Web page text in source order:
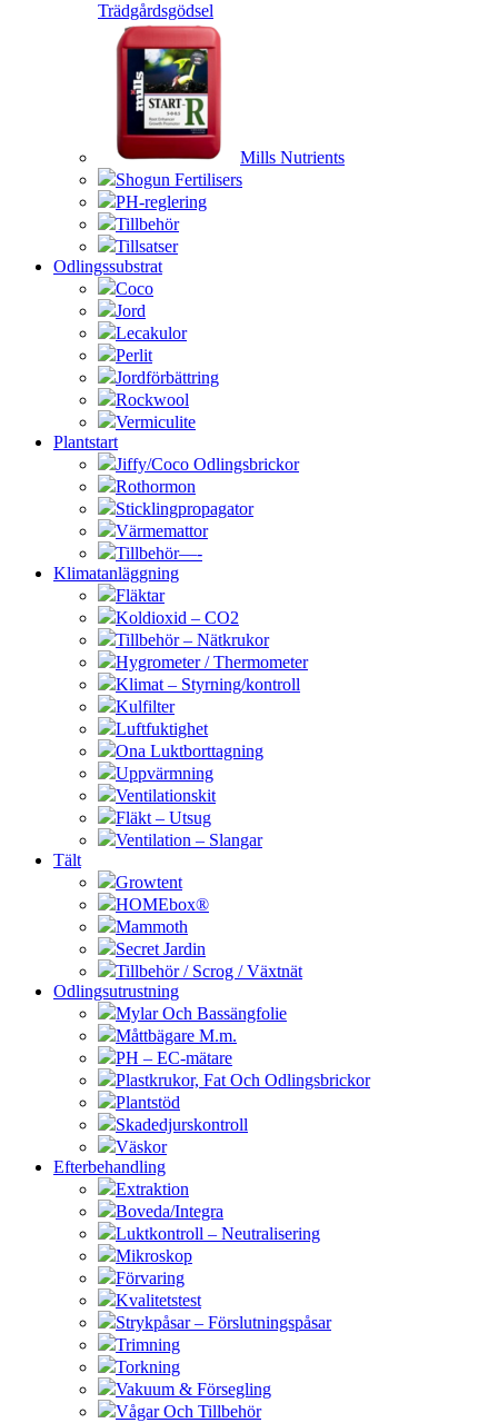
Trädgårdsgödsel
Mills Nutrients
Shogun Fertilisers
PH-reglering
Tillbehör
Tillsatser
Odlingssubstrat
Coco
Jord
Lecakulor
Perlit
Jordförbättring
Rockwool
Vermiculite
Plantstart
Jiffy/Coco Odlingsbrickor
Rothormon
Sticklingpropagator
Värmemattor
Tillbehör—-
Klimatanläggning
Fläktar
Koldioxid – CO2
Tillbehör – Nätkrukor
Hygrometer / Thermometer
Klimat – Styrning/kontroll
Kulfilter
Luftfuktighet
Ona Luktborttagning
Uppvärmning
Ventilationskit
Fläkt – Utsug
Ventilation – Slangar
Tält
Growtent
HOMEbox®
Mammoth
Secret Jardin
Tillbehör / Scrog / Växtnät
Odlingsutrustning
Mylar Och Bassängfolie
Måttbägare M.m.
PH – EC-mätare
Plastkrukor, Fat Och Odlingsbrickor
Plantstöd
Skadedjurskontroll
Väskor
Efterbehandling
Extraktion
Boveda/Integra
Luktkontroll – Neutralisering
Mikroskop
Förvaring
Kvalitetstest
Strykpåsar – Förslutningspåsar
Trimning
Torkning
Vakuum & Försegling
Vågar Och Tillbehör